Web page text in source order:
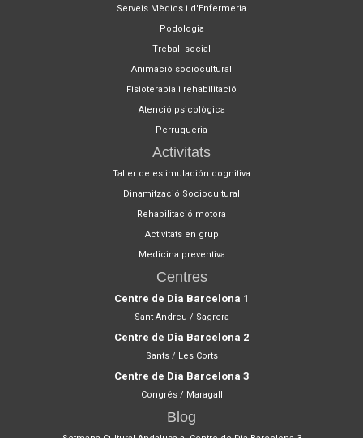
Serveis Mèdics i d'Enfermeria
Podologia
Treball social
Animació sociocultural
Fisioterapia i rehabilitació
Atenció psicològica
Perruqueria
Activitats
Taller de estimulación cognitiva
Dinamització Sociocultural
Rehabilitació motora
Activitats en grup
Medicina preventiva
Centres
Centre de Dia Barcelona 1
Sant Andreu / Sagrera
Centre de Dia Barcelona 2
Sants / Les Corts
Centre de Dia Barcelona 3
Congrés / Maragall
Blog